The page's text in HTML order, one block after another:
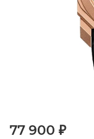
77 900 ₽